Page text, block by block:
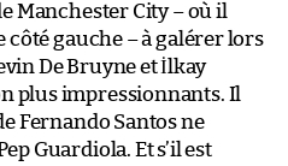
Manchester City – où il
côté gauche – à galérer lors
De Bruyne et İlkay
plus impressionnants. Il
Fernando Santos ne
Guardiola. Et s’il est